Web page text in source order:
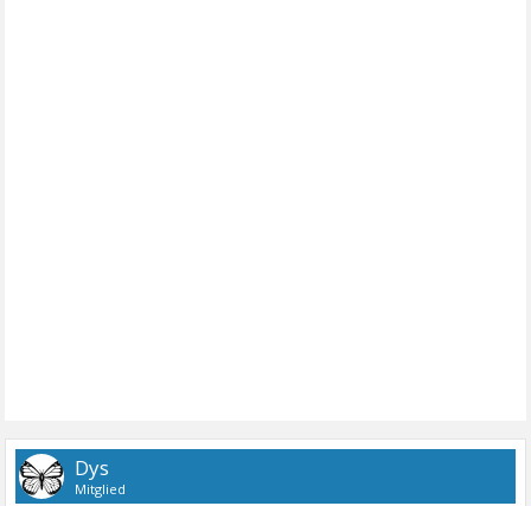
Dys
Mitglied